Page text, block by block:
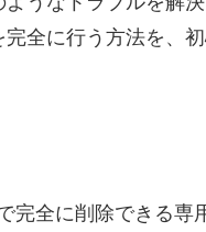
全に行う方法を、
完全に削除できる専